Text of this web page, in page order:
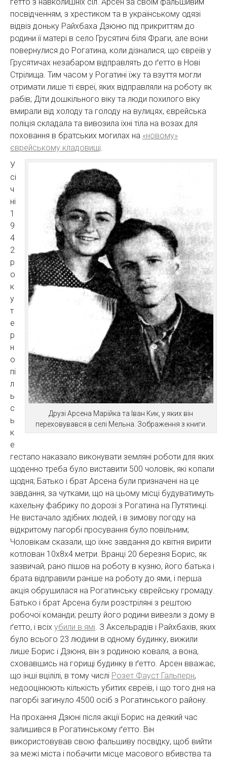
посвідченням, з хрестиком та в українському одязі
відвіз доньку Райхбаха Дзюню під прикриттям до
родини її матері в село Грусятичі біля Фраги, але вони
повернулися до Рогатина, коли дізналися, що євреїв у
Грусятичах незабаром відправлять до ґетто в Нові
Стрілища. Тим часом у Рогатині їжу та взуття могли
отримати лише ті євреї, яких відправляли на роботу як
рабів; Діти дошкільного віку та люди похилого віку
вмирали від холоду та голоду на вулицях, єврейська
поліція складала та вивозила їхні тіла на возах для
поховання в братських могилах на «новому»
єврейському кладовищі.
Друзі Арсена Марійка та Іван Кик, у яких він
переховувався в селі Мельна. Зображення з книги.
У
сі
ч
ні
1
9
4
2
р
о
к
у
т
е
р
н
о
пі
л
ь
с
ь
к
е
гестапо наказало виконувати земляні роботи для яких
щоденно треба було виставити 500 чоловік, які копали
щодня; Батько і брат Арсена були призначені на це
завдання, за чутками, що на цьому місці будуватимуть
кахельну фабрику по дорозі з Рогатина на Путятинці.
Не вистачало здібних людей, і в зимову погоду на
відкритому пагорбі просування було повільним;
Чоловікам сказали, що їхнє завдання до квітня вирити
котлован 10x8x4 метри. Вранці 20 березня Борис, як
зазвичай, рано пішов на роботу в кузню, його батька і
брата відправили раніше на роботу до ями, і перша
акція обрушилася на Рогатинську єврейську громаду.
Батько і брат Арсена були розстріляні з рештою
робочої команди; решту його родини вивезли з дому в
ґетто, і всіх убили в ямі. З Аксельрадів і Райхбахів, яких
було всього 23 людини в одному будинку, вижили
лише Борис і Дзюня, він з родиною коваля, а вона,
сховавшись на горищі будинку в ґетто. Арсен вважає,
що інші вцілілі, в тому числі Розет Фауст Гальперн,
недооцінюють кількість убитих євреїв, і що того дня на
пагорбі загинуло 4500 осіб з Рогатинського району.
На прохання Дзюні після акції Борис на деякий час
залишився в Рогатинському ґетто. Він
використовував свою фальшиву посвідку, щоб вийти
за межі міста і побачити місце масового вбивства та